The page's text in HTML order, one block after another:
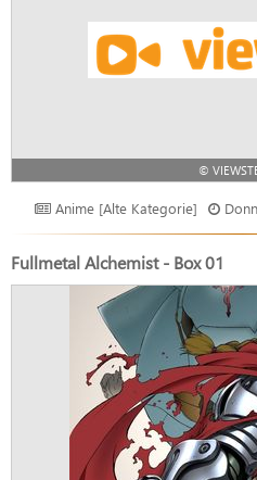
©
Anime [Alte Kategorie]
Fullmetal Alchemist - Box 01